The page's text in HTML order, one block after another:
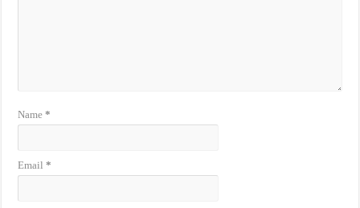
Name*
Email*